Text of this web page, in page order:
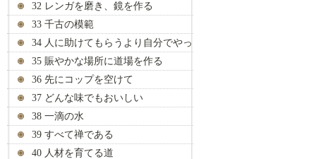
32 レンガを磨き、鏡を作る
33 千古の模範
34 人に助けてもらうより自分でやっ
35 賑やかな場所に道場を作る
36 先にコップを空けて
37 どんな味でもおいしい
38 一滴の水
39 すべて禅である
40 人材を育てる道